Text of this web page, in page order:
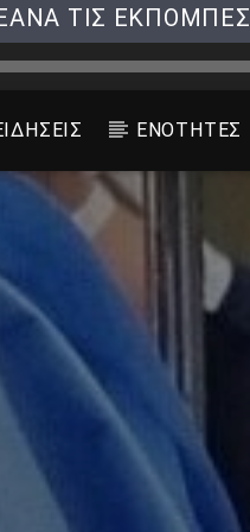
ΤΙΣ ΕΚΠΟΜΠΕΣ
ΕΝΟΤΗΤΕΣ